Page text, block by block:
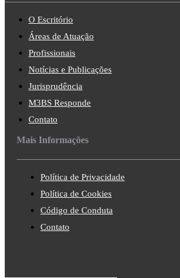
O Escritório
Áreas de Atuação
Profissionais
Notícias e Publicações
Jurisprudência
M3BS Responde
Contato
Mais Informações
Política de Privacidade
Política de Cookies
Código de Conduta
Contato